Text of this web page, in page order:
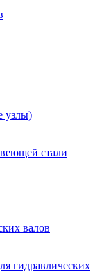
узлы)
стали
валов
гидравлических